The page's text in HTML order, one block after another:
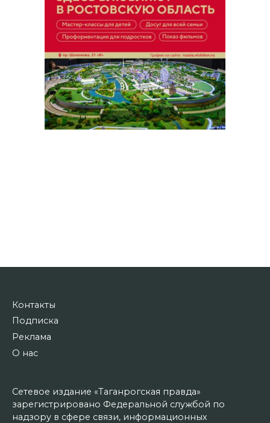
Контакты
Подписка
Реклама
О нас
Сетевое издание «Таганрогская правда»
зарегистрировано Федеральной службой по
надзору в сфере связи, информационных